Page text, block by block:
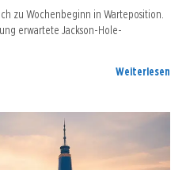
zu Wochenbeginn in Warteposition.
erwartete Jackson-Hole-
Weiterlesen